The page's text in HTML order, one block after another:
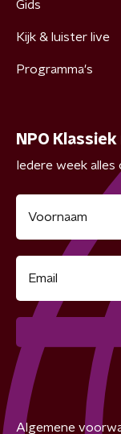
Gids
Kijk & luister live
Programma's
NPO
Iedere week alles
Algemene